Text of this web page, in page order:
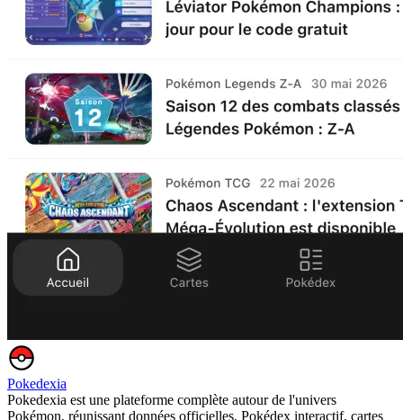
Pokedexia
Pokedexia est une plateforme complète autour de l'univers
Pokémon, réunissant données officielles, Pokédex interactif, cartes